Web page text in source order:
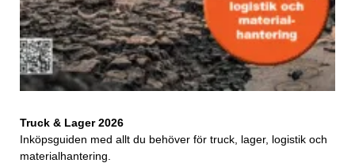
Truck & Lager 2026
Inköpsguiden med allt du behöver för truck, lager, logistik och
materialhantering.